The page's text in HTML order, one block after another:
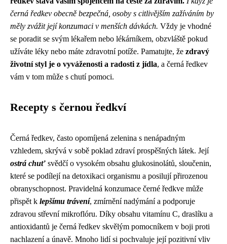
černá ředkev obecně bezpečná, osoby s citlivějším zažíváním by
měly zvážit její konzumaci v menších dávkách. Vždy je vhodné
se poradit se svým lékařem nebo lékárníkem, obzvláště pokud
užíváte léky nebo máte zdravotní potíže. Pamatujte, že zdravý
životní styl je o vyváženosti a radosti z jídla, a černá ředkev
vám v tom může s chutí pomoci.
Recepty s černou ředkví
Černá ředkev, často opomíjená zelenina s nenápadným
vzhledem, skrývá v sobě poklad zdraví prospěšných látek. Její
ostrá chuť svědčí o vysokém obsahu glukosinolátů, sloučenin,
které se podílejí na detoxikaci organismu a posilují přirozenou
obranyschopnost. Pravidelná konzumace černé ředkve může
přispět k lepšímu trávení, zmírnění nadýmání a podporuje
zdravou střevní mikroflóru. Díky obsahu vitamínu C, draslíku a
antioxidantů je černá ředkev skvělým pomocníkem v boji proti
nachlazení a únavě. Mnoho lidí si pochvaluje její pozitivní vliv